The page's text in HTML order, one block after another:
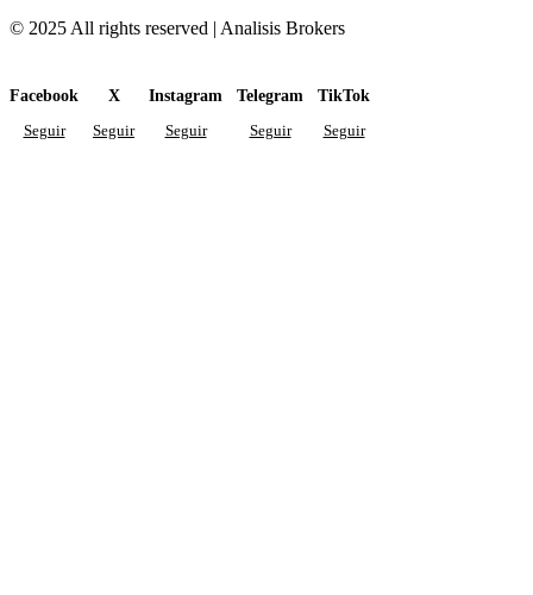
© 2025 All rights reserved | Analisis Brokers
Facebook
Seguir
X
Seguir
Instagram
Seguir
Telegram
Seguir
TikTok
Seguir